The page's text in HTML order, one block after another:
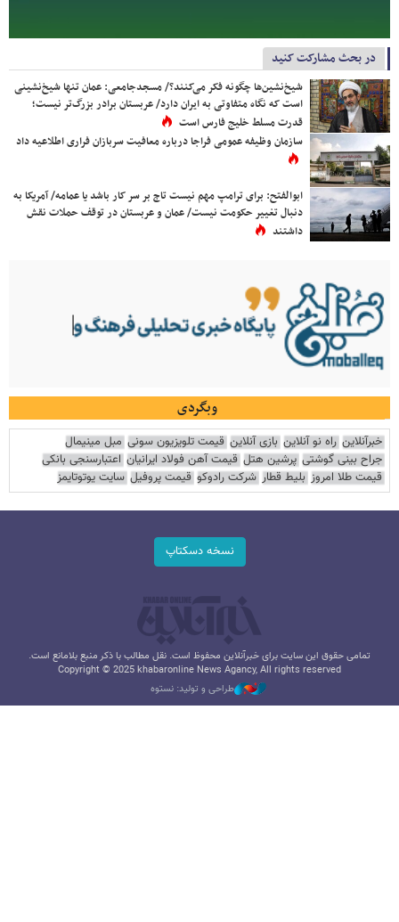
در بحث مشارکت کنید
شیخ‌نشین‌ها چگونه فکر می‌کنند؟/ مسجدجامعی: عمان تنها شیخ‌نشینی
است که نگاه متفاوتی به ایران دارد/ عربستان برادر بزرگ‌تر نیست؛
قدرت مسلط خلیج فارس است
سازمان وظیفه عمومی فراجا درباره معافیت سربازان فراری اطلاعیه داد
ابوالفتح: برای ترامپ مهم نیست تاج بر سر کار باشد یا عمامه/ آمریکا به
دنبال تغییر حکومت نیست/ عمان و عربستان در توقف حملات نقش
داشتند
وبگردی
خبرآنلاین راه نو آنلاین بازی آنلاین قیمت تلویزیون سونی مبل مینیمال
جراح بینی گوشتی پرشین هتل قیمت آهن فولاد ایرانیان اعتبارسنجی بانکی
قیمت طلا امروز بلیط قطار شرکت رادوکو قیمت پروفیل سایت یوتوتایمز
نسخه دسکتاپ
تمامی حقوق این سایت برای خبرآنلاین محفوظ است. نقل مطالب با ذکر منبع بلامانع است.
Copyright © 2025 khabaronline News Agancy, All rights reserved
طراحی و تولید: نستوه